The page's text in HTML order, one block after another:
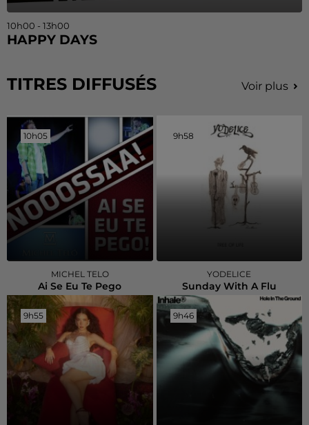
10h00 - 13h00
HAPPY DAYS
TITRES DIFFUSÉS Voir plus
10h05
10h05
MICHEL TELO
Ai Se Eu Te Pego
9h58
9h58
YODELICE
Sunday With A Flu
9h55
9h55 9h46
9h46